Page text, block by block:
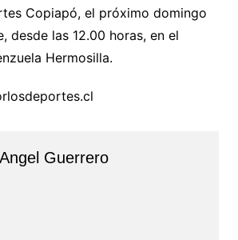
Copiapó, el próximo domingo
desde las 12.00 horas, en el
Hermosilla.
Angel Guerrero